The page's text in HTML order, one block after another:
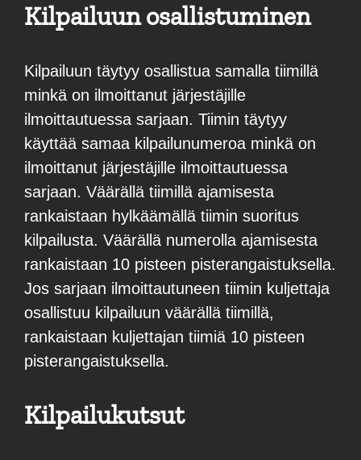
Kilpailuun osallistuminen
Kilpailuun täytyy osallistua samalla tiimillä
minkä on ilmoittanut järjestäjille
ilmoittautuessa sarjaan. Tiimin täytyy
käyttää samaa kilpailunumeroa minkä on
ilmoittanut järjestäjille ilmoittautuessa
sarjaan. Väärällä tiimillä ajamisesta
rankaistaan hylkäämällä tiimin suoritus
kilpailusta. Väärällä numerolla ajamisesta
rankaistaan 10 pisteen pisterangaistuksella.
Jos sarjaan ilmoittautuneen tiimin kuljettaja
osallistuu kilpailuun väärällä tiimillä,
rankaistaan kuljettajan tiimiä 10 pisteen
pisterangaistuksella.
Kilpailukutsut